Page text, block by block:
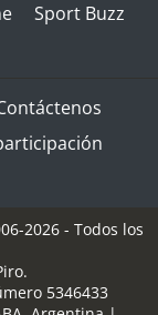
Sport Buzz
2026 - Todos los
5346433